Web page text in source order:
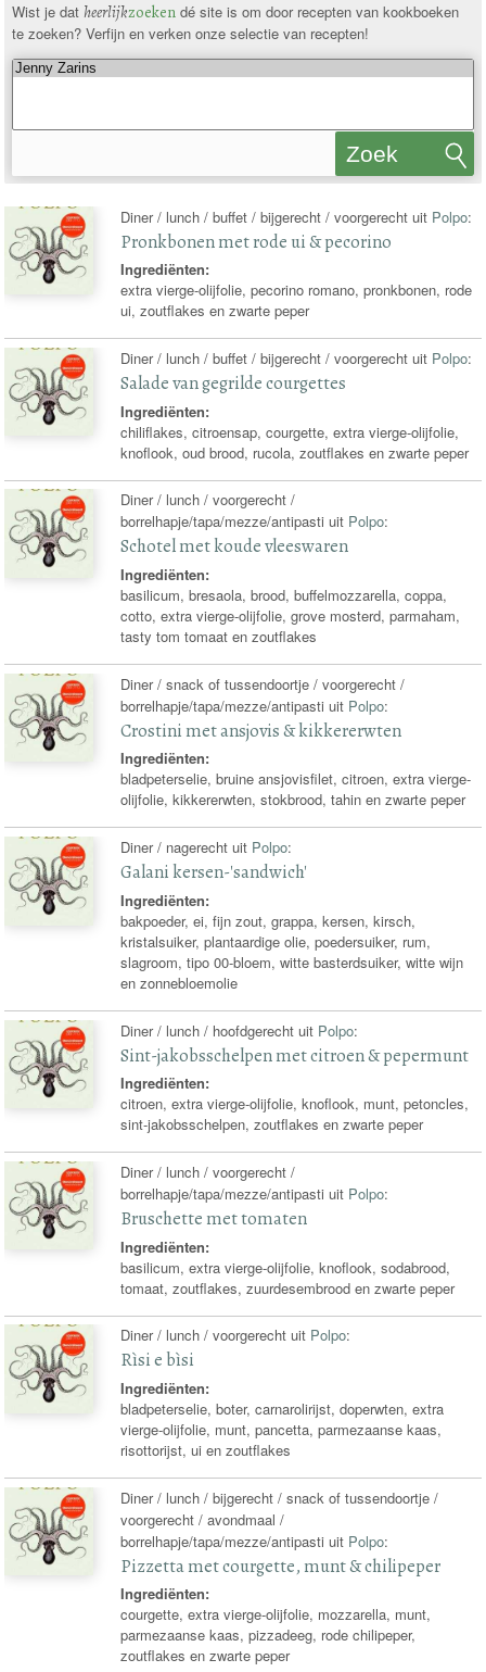
Wist je dat heerlijkzoekendé site is om door recepten van kookboeken
te zoeken? Verfijn en verken onze selectie van recepten!
Zoek
Diner / lunch / buffet / bijgerecht / voorgerecht uit Polpo:
Pronkbonen met rode ui & pecorino
Ingrediënten:
extra vierge-olijfolie, pecorino romano, pronkbonen, rode
ui, zoutflakes en zwarte peper
Diner / lunch / buffet / bijgerecht / voorgerecht uit Polpo:
Salade van gegrilde courgettes
Ingrediënten:
chiliflakes, citroensap, courgette, extra vierge-olijfolie,
knoflook, oud brood, rucola, zoutflakes en zwarte peper
Diner / lunch / voorgerecht /
borrelhapje/tapa/mezze/antipasti uit Polpo:
Schotel met koude vleeswaren
Ingrediënten:
basilicum, bresaola, brood, buffelmozzarella, coppa,
cotto, extra vierge-olijfolie, grove mosterd, parmaham,
tasty tom tomaat en zoutflakes
Diner / snack of tussendoortje / voorgerecht /
borrelhapje/tapa/mezze/antipasti uit Polpo:
Crostini met ansjovis & kikkererwten
Ingrediënten:
bladpeterselie, bruine ansjovisfilet, citroen, extra vierge-
olijfolie, kikkererwten, stokbrood, tahin en zwarte peper
Diner / nagerecht uit Polpo:
Galani kersen-'sandwich'
Ingrediënten:
bakpoeder, ei, fijn zout, grappa, kersen, kirsch,
kristalsuiker, plantaardige olie, poedersuiker, rum,
slagroom, tipo 00-bloem, witte basterdsuiker, witte wijn
en zonnebloemolie
Diner / lunch / hoofdgerecht uit Polpo:
Sint-jakobsschelpen met citroen & pepermunt
Ingrediënten:
citroen, extra vierge-olijfolie, knoflook, munt, petoncles,
sint-jakobsschelpen, zoutflakes en zwarte peper
Diner / lunch / voorgerecht /
borrelhapje/tapa/mezze/antipasti uit Polpo:
Bruschette met tomaten
Ingrediënten:
basilicum, extra vierge-olijfolie, knoflook, sodabrood,
tomaat, zoutflakes, zuurdesembrood en zwarte peper
Diner / lunch / voorgerecht uit Polpo:
Rìsi e bìsi
Ingrediënten:
bladpeterselie, boter, carnarolirijst, doperwten, extra
vierge-olijfolie, munt, pancetta, parmezaanse kaas,
risottorijst, ui en zoutflakes
Diner / lunch / bijgerecht / snack of tussendoortje /
voorgerecht / avondmaal /
borrelhapje/tapa/mezze/antipasti uit Polpo:
Pizzetta met courgette, munt & chilipeper
Ingrediënten:
courgette, extra vierge-olijfolie, mozzarella, munt,
parmezaanse kaas, pizzadeeg, rode chilipeper,
zoutflakes en zwarte peper